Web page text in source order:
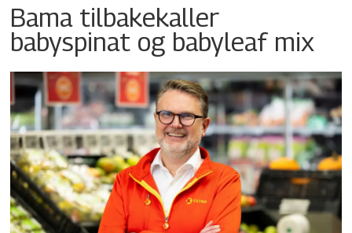
Bama tilbakekaller
babyspinat og babyleaf mix